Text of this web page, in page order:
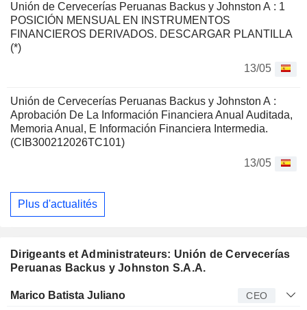
Unión de Cervecerías Peruanas Backus y Johnston A : 1
POSICIÓN MENSUAL EN INSTRUMENTOS
FINANCIEROS DERIVADOS. DESCARGAR PLANTILLA
(*)
13/05
Unión de Cervecerías Peruanas Backus y Johnston A :
Aprobación De La Información Financiera Anual Auditada,
Memoria Anual, E Información Financiera Intermedia.
(CIB300212026TC101)
13/05
Plus d'actualités
Dirigeants et Administrateurs: Unión de Cervecerías
Peruanas Backus y Johnston S.A.A.
Dirigeant Titre Age Depuis
Marico Batista Juliano CEO